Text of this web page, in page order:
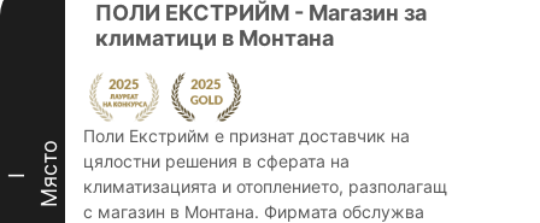
I Място
ПОЛИ ЕКСТРИЙМ - Магазин за
климатици в Монтана
Поли Екстрийм е признат доставчик на
цялостни решения в сферата на
климатизацията и отоплението, разполагащ
с магазин в Монтана. Фирмата обслужва